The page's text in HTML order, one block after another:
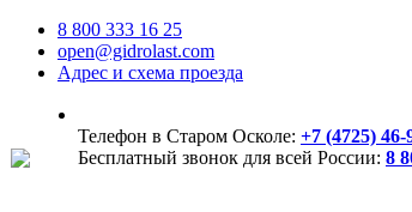
8 800 333 16 25
open@gidrolast.com
Адрес и схема проезда
Телефон в Старом Осколе: +7 (4725) 46-
Бесплатный звонок для всей России: 8